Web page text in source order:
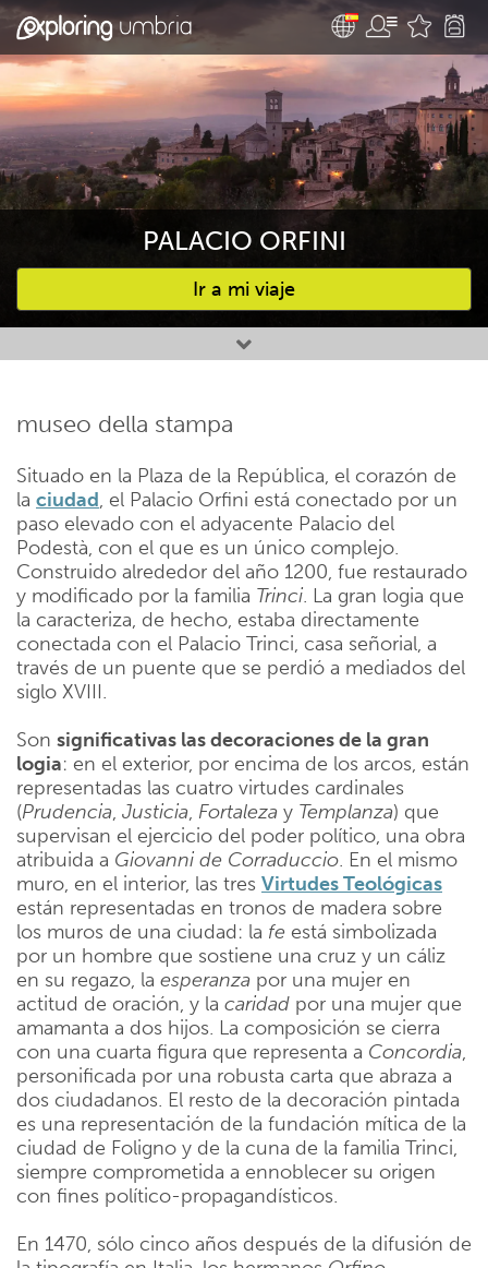
PALACIO ORFINI
Ir a mi viaje
Favourites
museo della stampa
Situado en la Plaza de la República, el corazón de
la ciudad, el Palacio Orfini está conectado por un
paso elevado con el adyacente Palacio del
Podestà, con el que es un único complejo.
Construido alrededor del año 1200, fue restaurado
y modificado por la familia Trinci. La gran logia que
la caracteriza, de hecho, estaba directamente
conectada con el Palacio Trinci, casa señorial, a
través de un puente que se perdió a mediados del
siglo XVIII.
Son significativas las decoraciones de la gran
logia: en el exterior, por encima de los arcos, están
representadas las cuatro virtudes cardinales
(Prudencia, Justicia, Fortaleza y Templanza) que
supervisan el ejercicio del poder político, una obra
atribuida a Giovanni de Corraduccio. En el mismo
muro, en el interior, las tres Virtudes Teológicas
están representadas en tronos de madera sobre
los muros de una ciudad: la fe está simbolizada
por un hombre que sostiene una cruz y un cáliz
en su regazo, la esperanza por una mujer en
actitud de oración, y la caridad por una mujer que
amamanta a dos hijos. La composición se cierra
con una cuarta figura que representa a Concordia,
personificada por una robusta carta que abraza a
dos ciudadanos. El resto de la decoración pintada
es una representación de la fundación mítica de la
ciudad de Foligno y de la cuna de la familia Trinci,
siempre comprometida a ennoblecer su origen
con fines político-propagandísticos.
En 1470, sólo cinco años después de la difusión de